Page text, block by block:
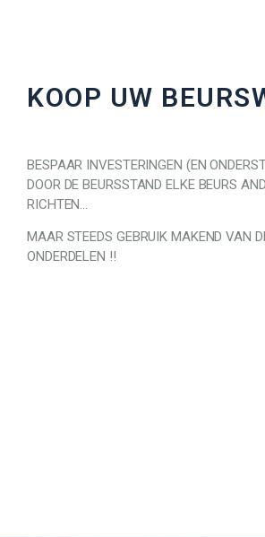
KOOP UW
BESPAAR INVESTERINGEN (EN
DOOR DE BEURSSTAND ELKE BEURS
RICHTEN…
MAAR STEEDS GEBRUIK MAKEND VAN
ONDERDELEN !!